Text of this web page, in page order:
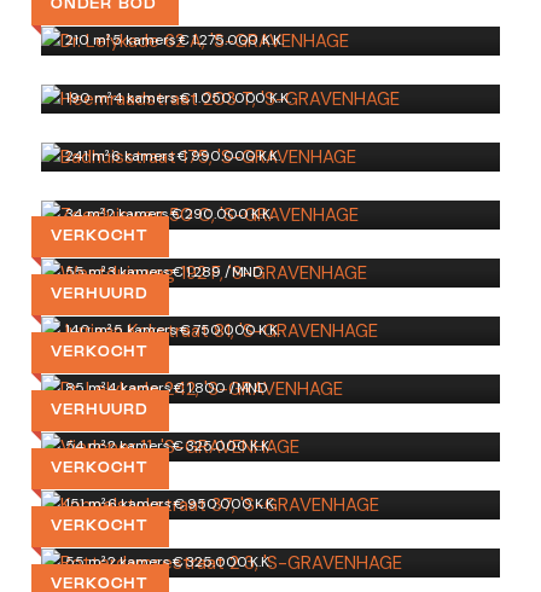
ONDER BOD
210 m²·5 kamers·€ 1.275.000 K.K.
Heemraadstraat 203 T
'S-GRAVENHAGE
190 m²·4 kamers·€ 1.050.000 K.K.
Badhuisstraat 175
'S-GRAVENHAGE
241 m²·6 kamers·€ 990.000 K.K.
VERKOCHT
Zeesluisweg 50 C
'S-GRAVENHAGE
34 m²·2 kamers·€ 290.000 K.K.
VERHUURD
Westduinweg 192 F
'S-GRAVENHAGE
55 m²·3 kamers·€ 1.289 /MND
VERKOCHT
Jurriaan Kokstraat 81
'S-GRAVENHAGE
140 m²·5 kamers·€ 750.000 K.K.
VERHUURD
Dr. Lelykade 242
'S-GRAVENHAGE
85 m²·4 kamers·€ 1.800 /MND
VERKOCHT
Vierloper 11
'S-GRAVENHAGE
54 m²·2 kamers·€ 325.000 K.K.
VERKOCHT
Koppelstokstraat 37
'S-GRAVENHAGE
151 m²·6 kamers·€ 950.000 K.K.
VERKOCHT
Rotterdamsestraat 2 3
'S-GRAVENHAGE
55 m²·2 kamers·€ 325.000 K.K.
Marcelisstraat 259 B
'S-GRAVENHAGE